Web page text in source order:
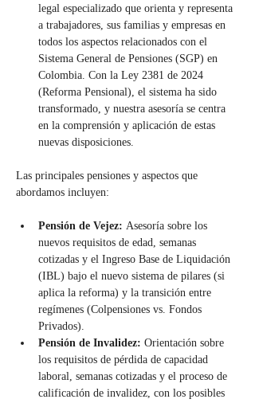
legal especializado que orienta y representa
a trabajadores, sus familias y empresas en
todos los aspectos relacionados con el
Sistema General de Pensiones (SGP) en
Colombia. Con la Ley 2381 de 2024
(Reforma Pensional), el sistema ha sido
transformado, y nuestra asesoría se centra
en la comprensión y aplicación de estas
nuevas disposiciones.
Las principales pensiones y aspectos que
abordamos incluyen:
Pensión de Vejez: Asesoría sobre los
nuevos requisitos de edad, semanas
cotizadas y el Ingreso Base de Liquidación
(IBL) bajo el nuevo sistema de pilares (si
aplica la reforma) y la transición entre
regímenes (Colpensiones vs. Fondos
Privados).
Pensión de Invalidez: Orientación sobre
los requisitos de pérdida de capacidad
laboral, semanas cotizadas y el proceso de
calificación de invalidez, con los posibles